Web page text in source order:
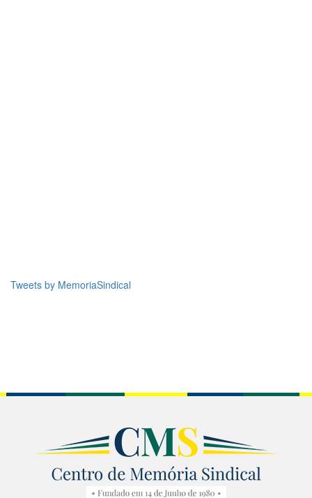
Tweets by MemoriaSindical